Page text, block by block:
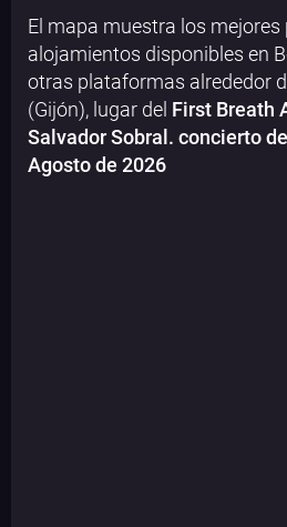
El mapa muestra los mejores
alojamientos disponibles en
otras plataformas alrededor
(Gijón), lugar del First Breath
Salvador Sobral. concierto de
Agosto de 2026